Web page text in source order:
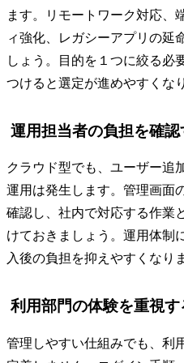
ます。リモートワーク対応、
ィ強化、レガシーアプリの延
しょう。目的を１つに絞る必
つけると選定が進めやすくな
運用担当者の負担を確認
クラウド型でも、ユーザー追
運用は発生します。管理画面
確認し、社内で対応する作業
けておきましょう。運用体制
入後の負担を抑えやすくなり
利用部門の体験を重視す
管理しやすい仕組みでも、利